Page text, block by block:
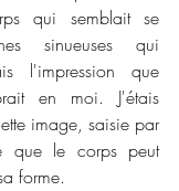
qui semblait se
sinueuses qui
l'impression que
en moi. J'étais
image, saisie par
que le corps peut
forme.